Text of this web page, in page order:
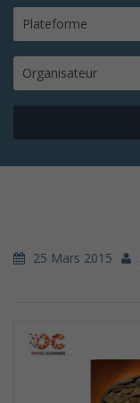
Plateforme
Organisateur
25 Mars 2015